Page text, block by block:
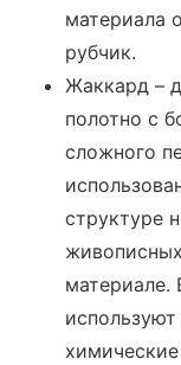
материала
рубчик.
Жаккард –
полотно с
сложного
структуре
материале.